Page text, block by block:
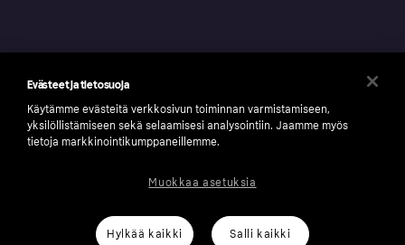
number: 556737-0431
Evästeet ja tietosuoja
Käytämme evästeitä verkkosivun toiminnan varmistamiseen,
yksilöllistämiseen sekä selaamisesi analysointiin. Jaamme myös
tietoja markkinointikumppaneillemme.
Hylkää kaikki Salli kaikki
Muokkaa asetuksia